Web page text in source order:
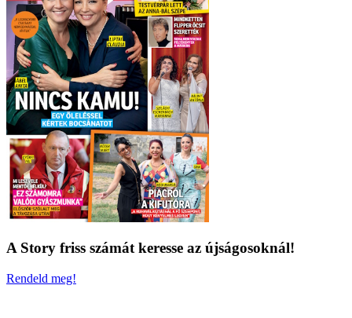
A Story friss számát keresse az újságosoknál!
Rendeld meg!